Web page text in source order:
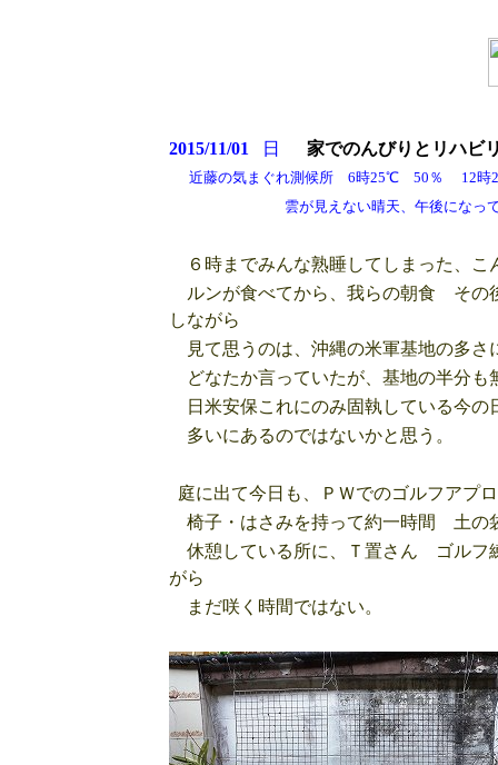
2015/11/01 日 家でのんびりとリハビ
近藤の気まぐれ測候所 6時25℃ 50％
雲が見えない晴天、午後になって雲
６時までみんな熟睡してしまった、こ
ルンが食べてから、我らの朝食 その
しながら
見て思うのは、沖縄の米軍基地の多さ
どなたか言っていたが、基地の半分も
日米安保これにのみ固執している今
多いにあるのではないかと思う。
庭に出て今日も、ＰＷでのゴルフアプ
椅子・はさみを持って約一時間 土の
休憩している所に、Ｔ置さん ゴルフ
がら
まだ咲く時間ではない。